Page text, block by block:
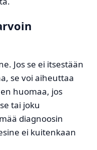
Jos se ei itsestään
se voi aiheuttaa
huomaa, jos
tai joku
diagnoosin
ei kuitenkaan